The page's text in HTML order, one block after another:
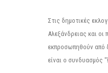
Στις δημοτικές
Αλεξάνδρειας και οι
εκπροσωπηθούν από
είναι ο συνδυασμός